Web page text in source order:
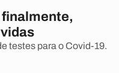
testes para o Covid-19.